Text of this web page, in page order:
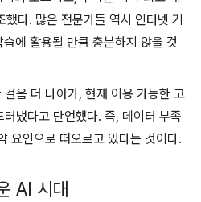
다. 많은 전문가들 역시 인터넷 기
에 활용될 만큼 충분하지 않을 것
음 더 나아가, 현재 이용 가능한 고
냈다고 단언했다. 즉, 데이터 부족
요인으로 떠오르고 있다는 것이다.
AI 시대